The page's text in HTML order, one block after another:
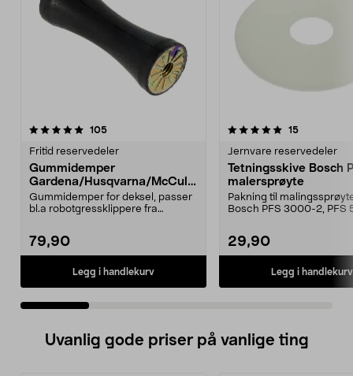
105anmeldelser
Fritid reservedeler
Gummidemper
Gardena/Husqvarna/McCullo
ch/Flymo
Gummidemper for deksel, passer
bl.a robotgressklippere fra
79,90
Legg i handlekurv
5.0 av 5 stjerner 15anmeldelser
Jernvare reservedeler
Tetningsskive Bosch
malersprøyte
Pakning til
Bosch PFS 3000-2, PFS
29,90
Legg i handlekurv
4.5 av 5 stjerner
Uvanlig gode priser på vanlige ting